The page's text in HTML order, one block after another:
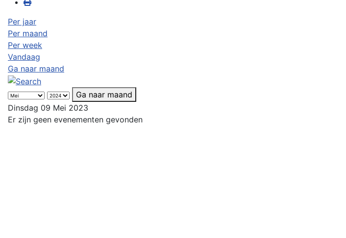
Per jaar
Per maand
Per week
Vandaag
Ga naar maand
Ga naar maand
Dinsdag 09 Mei 2023
Er zijn geen evenementen gevonden